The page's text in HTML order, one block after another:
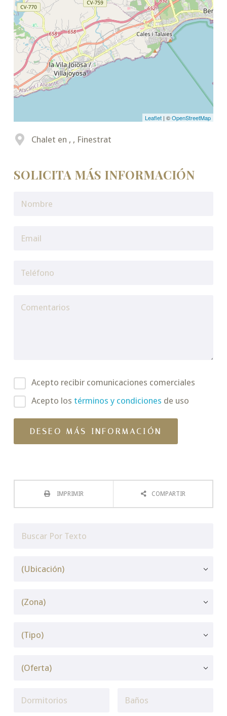
Leaflet | ©OpenStreetMap
Chalet en , , Finestrat
SOLICITA MÁS INFORMACIÓN
Acepto recibir comunicaciones comerciales
Acepto los términos y condiciones de uso
IMPRIMIR COMPARTIR